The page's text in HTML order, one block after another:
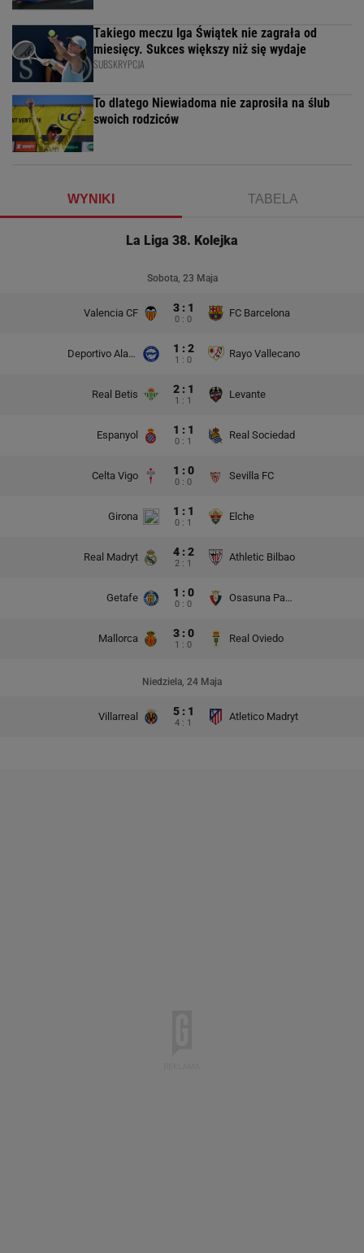
Takiego meczu Iga Świątek nie zagrała od
miesięcy. Sukces większy niż się wydaje
SUBSKRYPCJA
To dlatego Niewiadoma nie zaprosiła na ślub
swoich rodziców
WYNIKI TABELA
La Liga 38. Kolejka
Sobota, 23 Maja
Valencia CF 3 : 1
0 : 0
FC Barcelona
Deportivo Alaves 1 : 2
1 : 0
Rayo Vallecano
Real Betis 2 : 1
1 : 1
Levante
Espanyol 1 : 1
0 : 1
Real Sociedad
Celta Vigo 1 : 0
0 : 0
Sevilla FC
Girona 1 : 1
0 : 1
Elche
Real Madryt 4 : 2
2 : 1
Athletic Bilbao
Getafe 1 : 0
0 : 0
Osasuna Pampeluna
Mallorca 3 : 0
1 : 0
Real Oviedo
Niedziela, 24 Maja
Villarreal 5 : 1
4 : 1
Atletico Madryt